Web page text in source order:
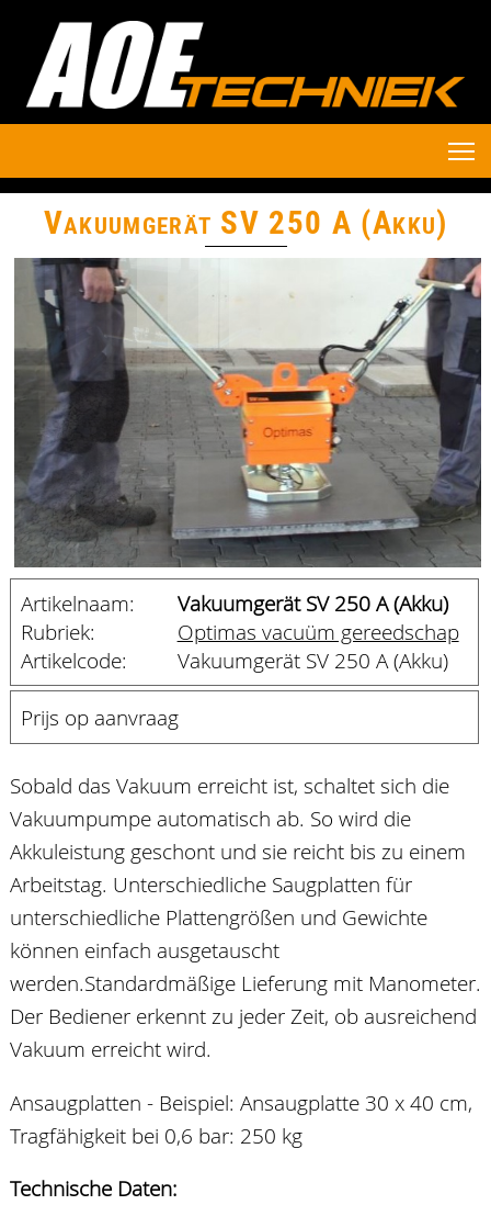
Vakuumgerät SV 250 A (Akku)
Artikelnaam:
Vakuumgerät SV 250 A (Akku)
Rubriek:
Optimas vacuüm gereedschap
Artikelcode:
Vakuumgerät SV 250 A (Akku)
Prijs op aanvraag
Sobald das Vakuum erreicht ist, schaltet sich die
Vakuumpumpe automatisch ab. So wird die
Akkuleistung geschont und sie reicht bis zu einem
Arbeitstag. Unterschiedliche Saugplatten für
unterschiedliche Plattengrößen und Gewichte
können einfach ausgetauscht
werden.Standardmäßige Lieferung mit Manometer.
Der Bediener erkennt zu jeder Zeit, ob ausreichend
Vakuum erreicht wird.
Ansaugplatten - Beispiel: Ansaugplatte 30 x 40 cm,
Tragfähigkeit bei 0,6 bar: 250 kg
Technische Daten: